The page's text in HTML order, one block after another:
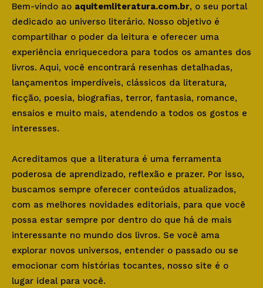
Bem-vindo ao aquitemliteratura.com.br, o seu portal
dedicado ao universo literário. Nosso objetivo é
compartilhar o poder da leitura e oferecer uma
experiência enriquecedora para todos os amantes dos
livros. Aqui, você encontrará resenhas detalhadas,
lançamentos imperdíveis, clássicos da literatura,
ficção, poesia, biografias, terror, fantasia, romance,
ensaios e muito mais, atendendo a todos os gostos e
interesses.
Acreditamos que a literatura é uma ferramenta
poderosa de aprendizado, reflexão e prazer. Por isso,
buscamos sempre oferecer conteúdos atualizados,
com as melhores novidades editoriais, para que você
possa estar sempre por dentro do que há de mais
interessante no mundo dos livros. Se você ama
explorar novos universos, entender o passado ou se
emocionar com histórias tocantes, nosso site é o
lugar ideal para você.